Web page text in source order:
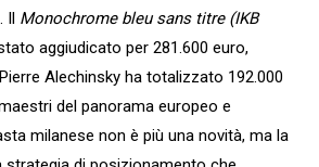
Il Monochrome bleu sans titre (IKB
aggiudicato per 281.600 euro,
Alechinsky ha totalizzato 192.000
del panorama europeo e
milanese non è più una novità, ma la